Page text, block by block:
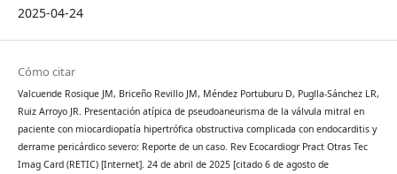
2025-04-24
Cómo citar
Valcuende Rosique JM, Briceño Revillo JM, Méndez Portuburu D, Puglla-Sánchez LR,
Ruiz Arroyo JR. Presentación atípica de pseudoaneurisma de la válvula mitral en
paciente con miocardiopatía hipertrófica obstructiva complicada con endocarditis y
derrame pericárdico severo: Reporte de un caso. Rev Ecocardiogr Pract Otras Tec
Imag Card (RETIC) [Internet]. 24 de abril de 2025 [citado 6 de agosto de